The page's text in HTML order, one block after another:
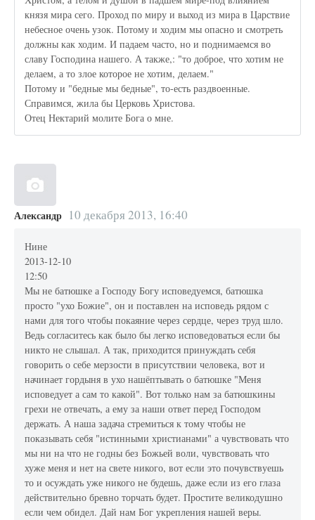
князя мира сего. Проход по миру и выход из мира в Царствие
небесное очень узок. Потому и ходим мы опасно и смотреть
должны как ходим. И падаем часто, но и поднимаемся во
славу Господина нашего. А также,: "то доброе, что хотим не
делаем, а то злое которое не хотим, делаем."
Потому и "бедные мы бедные", то-есть раздвоенные.
Справимся, жила бы Церковь Христова.
Отец Нектарий молите Бога о мне.
Александр 10 декабря 2013, 16:40
Нине
2013-12-10
12:50
Мы не батюшке а Господу Богу исповедуемся, батюшка
просто "ухо Божие", он и поставлен на исповедь рядом с
нами для того чтобы покаяние через сердце, через труд шло.
Ведь согласитесь как было бы легко исповедоваться если бы
никто не слышал. А так, приходится принуждать себя
говорить о себе мерзости в присутствии человека, вот и
начинает гордыня в ухо нашёптывать о батюшке "Меня
исповедует а сам то какой". Вот только нам за батюшкины
грехи не отвечать, а ему за наши ответ перед Господом
держать. А наша задача стремиться к тому чтобы не
показывать себя "истинными христианами" а чувствовать что
мы ни на что не годны без Божьей воли, чувствовать что
хуже меня и нет на свете никого, вот если это почувствуешь
то и осуждать уже никого не будешь, даже если из его глаза
действительно бревно торчать будет. Простите великодушно
если чем обидел. Дай нам Бог укрепления нашей веры.